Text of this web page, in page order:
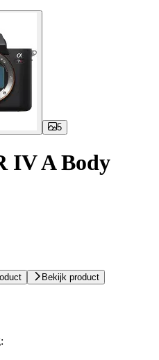
5
IV A Body
Bekijk product